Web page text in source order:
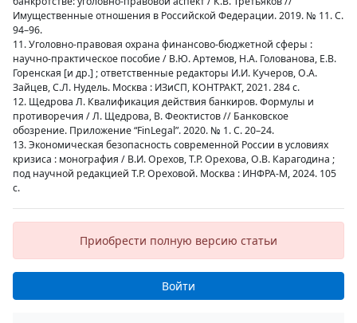
Имущественные отношения в Российской Федерации. 2019. № 11. С.
94–96.
11. Уголовно-правовая охрана финансово-бюджетной сферы :
научно-практическое пособие / В.Ю. Артемов, Н.А. Голованова, Е.В.
Горенская [и др.] ; ответственные редакторы И.И. Кучеров, О.А.
Зайцев, С.Л. Нудель. Москва : ИЗиСП, КОНТРАКТ, 2021. 284 с.
12. Щедрова Л. Квалификация действия банкиров. Формулы и
противоречия / Л. Щедрова, В. Феоктистов // Банковское
обозрение. Приложение “FinLegal”. 2020. № 1. С. 20–24.
13. Экономическая безопасность современной России в условиях
кризиса : монография / В.И. Орехов, Т.Р. Орехова, О.В. Карагодина ;
под научной редакцией Т.Р. Ореховой. Москва : ИНФРА-М, 2024. 105
с.
Приобрести полную версию статьи
Войти